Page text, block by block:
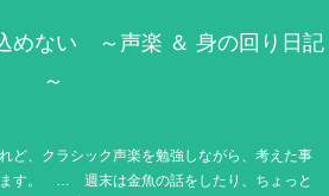
めない ～声楽 ＆ 身の回り日記
～
ど、クラシック声楽を勉強しながら、考えた事
ます。 … 週末は金魚の話をしたり、ちょっと